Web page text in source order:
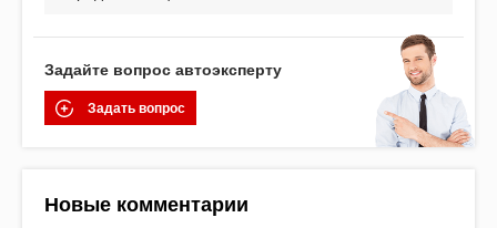
Задайте вопрос автоэксперту
Задать вопрос
Новые комментарии